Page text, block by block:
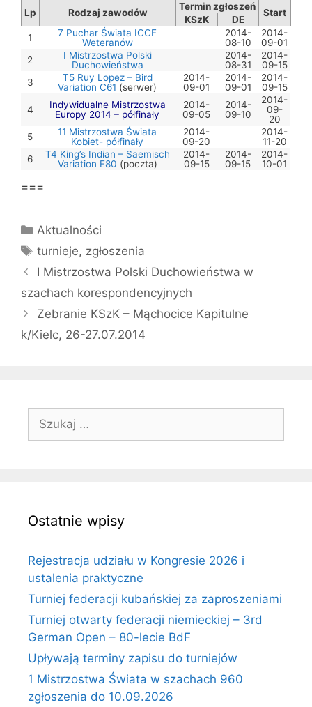
Lp Rodzaj zawodów
Termin zgłoszeń
Start
KSzK
DE
1
7 Puchar Świata ICCF
Weteranów
2014-
08-10
2014-
09-01
2
I Mistrzostwa Polski
Duchowieństwa
2014-
08-31
2014-
09-15
3
T5 Ruy Lopez – Bird
Variation C61 (serwer)
2014-
09-01
2014-
09-01
2014-
09-15
4
Indywidualne Mistrzostwa
Europy 2014 – półfinały
2014-
09-05
2014-
09-10
2014-
09-
20
5
11 Mistrzostwa Świata
Kobiet- półfinały
2014-
09-20
2014-
11-20
6
T4 King’s Indian – Saemisch
Variation E80 (poczta)
2014-
09-15
2014-
09-15
2014-
10-01
===
Kategorie
Aktualności
Tagi
turnieje, zgłoszenia
I Mistrzostwa Polski Duchowieństwa w
szachach korespondencyjnych
Zebranie KSzK – Mąchocice Kapitulne
k/Kielc, 26-27.07.2014
Szukaj:
Ostatnie wpisy
Rejestracja udziału w Kongresie 2026 i
ustalenia praktyczne
Turniej federacji kubańskiej za zaproszeniami
Turniej otwarty federacji niemieckiej – 3rd
German Open – 80-lecie BdF
Upływają terminy zapisu do turniejów
1 Mistrzostwa Świata w szachach 960
zgłoszenia do 10.09.2026